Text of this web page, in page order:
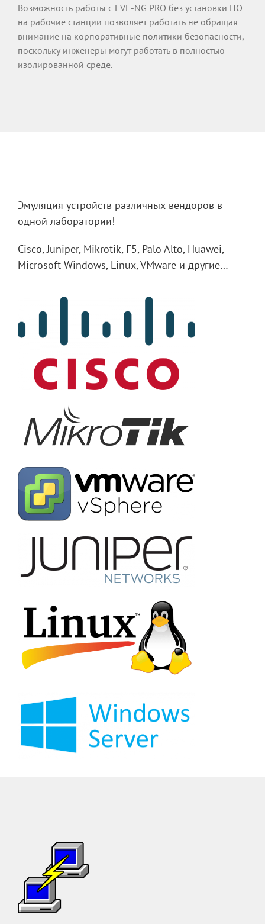
Возможность работы с EVE-NG PRO без установки ПО
на рабочие станции позволяет работать не обращая
внимание на корпоративные политики безопасности,
поскольку инженеры могут работать в полностью
изолированной среде.
Эмуляция устройств различных вендоров в
одной лаборатории!
Cisco, Juniper, Mikrotik, F5, Palo Alto, Huawei,
Microsoft Windows, Linux, VMware и другие…